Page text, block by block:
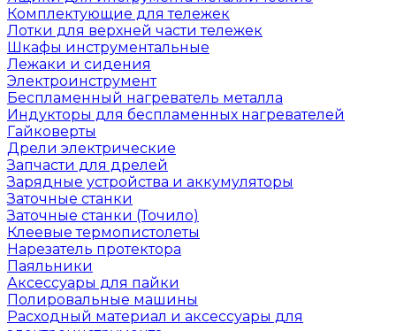
Комплектующие для тележек
Лотки для верхней части тележек
Шкафы инструментальные
Лежаки и сидения
Электроинструмент
Беспламенный нагреватель металла
Индукторы для беспламенных нагревателей
Гайковерты
Дрели электрические
Запчасти для дрелей
Зарядные устройства и аккумуляторы
Заточные станки
Заточные станки (Точило)
Клеевые термопистолеты
Нарезатель протектора
Паяльники
Аксессуары для пайки
Полировальные машины
Расходный материал и аксессуары для